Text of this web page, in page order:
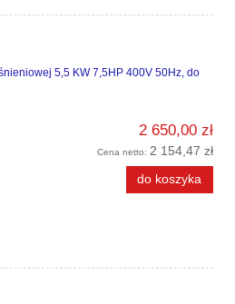
5,5 KW 7,5HP 400V 50Hz, do
2 650,00 zł
Cena netto: 2 154,47 zł
do koszyka